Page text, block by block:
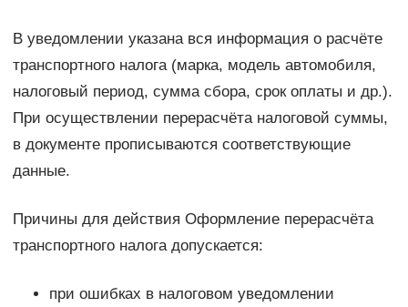
В уведомлении указана вся информация о расчёте
транспортного налога (марка, модель автомобиля,
налоговый период, сумма сбора, срок оплаты и др.).
При осуществлении перерасчёта налоговой суммы,
в документе прописываются соответствующие
данные.
Причины для действия Оформление перерасчёта
транспортного налога допускается:
при ошибках в налоговом уведомлении